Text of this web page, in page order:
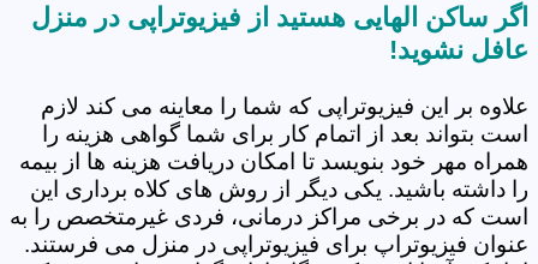
اگر ساکن الهایی هستید از فیزیوتراپی در منزل
عافل نشوید!
علاوه بر این فیزیوتراپی که شما را معاینه می کند لازم
است بتواند بعد از اتمام کار برای شما گواهی هزینه را
همراه مهر خود بنویسد تا امکان دریافت هزینه ها از بیمه
را داشته باشید. یکی دیگر از روش های کلاه برداری این
است که در برخی مراکز درمانی، فردی غیرمتخصص را به
عنوان فیزیوتراپ برای فیزیوتراپی در منزل می فرستند.